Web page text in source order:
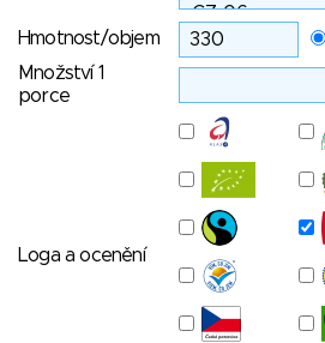
Hmotnost/objem
Množství 1
porce
Loga a ocenění